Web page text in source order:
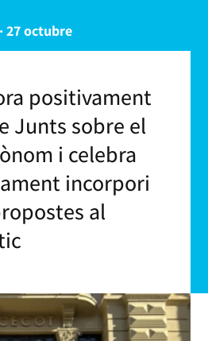
27 octubre
positivament
Junts sobre el
i celebra
incorpori
al